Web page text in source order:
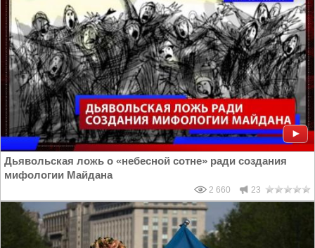
Дьявольская ложь о «небесной сотне» ради создания
мифологии Майдана
2 660 23